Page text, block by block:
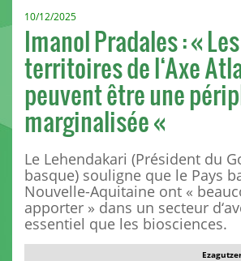
10/12/2025
Imanol Pradales : « Les
territoires de l‘Axe
peuvent être une
marginalisée «
Le Lehendakari (Président du
basque) souligne que le Pays
Nouvelle-Aquitaine ont «
apporter » dans un secteur
essentiel que les biosciences.